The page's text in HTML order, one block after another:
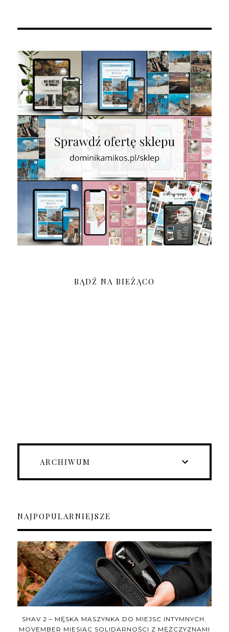
BĄDŹ NA BIEŻĄCO
ARCHIWUM
NAJPOPULARNIEJSZE
SHAV 2 – MĘSKA MASZYNKA DO MIEJSC INTYMNYCH.
MOVEMBER MIESIĄC SOLIDARNOŚCI Z MĘŻCZYZNAMI